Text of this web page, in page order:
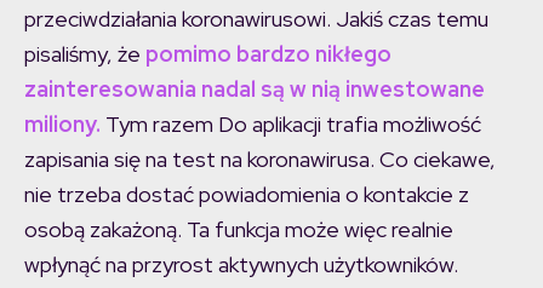
przeciwdziałania koronawirusowi. Jakiś czas temu
pisaliśmy, że pomimo bardzo nikłego
zainteresowania nadal są w nią inwestowane
miliony. Tym razem Do aplikacji trafia możliwość
zapisania się na test na koronawirusa. Co ciekawe,
nie trzeba dostać powiadomienia o kontakcie z
osobą zakażoną. Ta funkcja może więc realnie
wpłynąć na przyrost aktywnych użytkowników.